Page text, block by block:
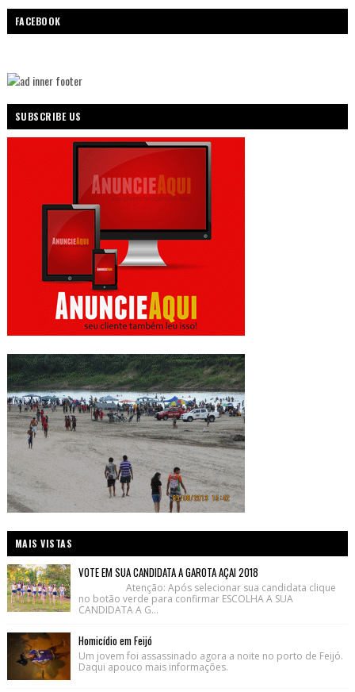
FACEBOOK
SUBSCRIBE US
MAIS VISTAS
VOTE EM SUA CANDIDATA A GAROTA AÇAI 2018
Atenção: Após selecionar sua candidata clique
no botão verde para confirmar ESCOLHA A SUA
CANDIDATA A G...
Homicídio em Feijó
Um jovem foi assassinado agora a noite no porto de Feijó.
Daqui apouco mais informações.